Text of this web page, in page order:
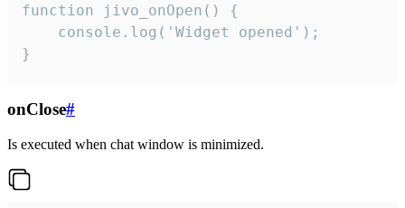
function jivo_onOpen() {
    console.log('Widget opened');
}
onClose#
Is executed when chat window is minimized.